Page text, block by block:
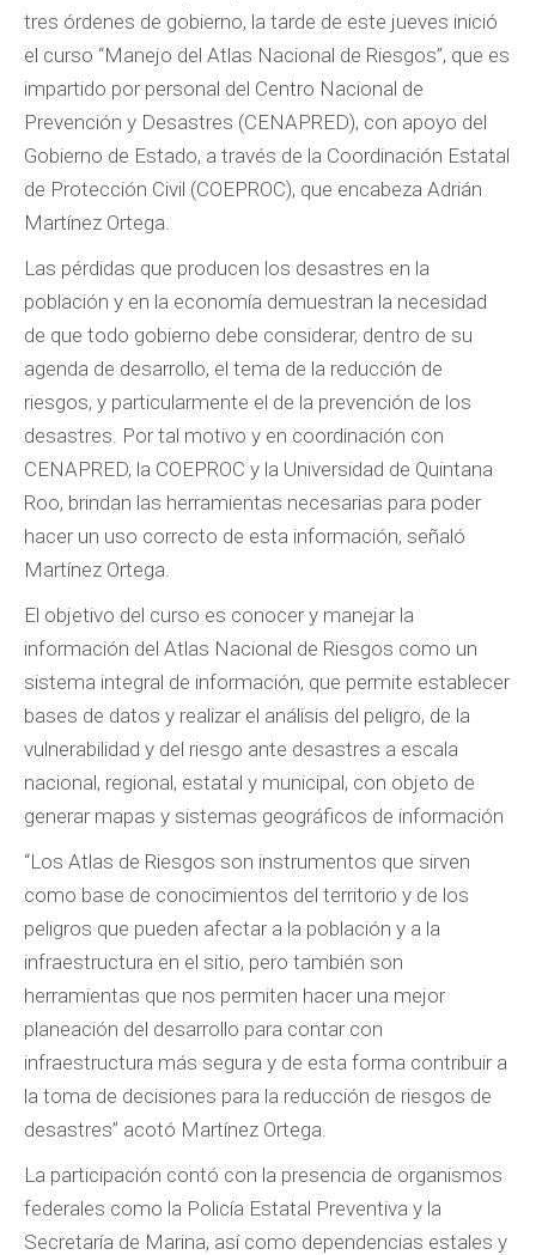
tres órdenes de gobierno, la tarde de este jueves inició
el curso “Manejo del Atlas Nacional de Riesgos”, que es
impartido por personal del Centro Nacional de
Prevención y Desastres (CENAPRED), con apoyo del
Gobierno de Estado, a través de la Coordinación Estatal
de Protección Civil (COEPROC), que encabeza Adrián
Martínez Ortega.
Las pérdidas que producen los desastres en la
población y en la economía demuestran la necesidad
de que todo gobierno debe considerar, dentro de su
agenda de desarrollo, el tema de la reducción de
riesgos, y particularmente el de la prevención de los
desastres. Por tal motivo y en coordinación con
CENAPRED, la COEPROC y la Universidad de Quintana
Roo, brindan las herramientas necesarias para poder
hacer un uso correcto de esta información, señaló
Martínez Ortega.
El objetivo del curso es conocer y manejar la
información del Atlas Nacional de Riesgos como un
sistema integral de información, que permite establecer
bases de datos y realizar el análisis del peligro, de la
vulnerabilidad y del riesgo ante desastres a escala
nacional, regional, estatal y municipal, con objeto de
generar mapas y sistemas geográficos de información
“Los Atlas de Riesgos son instrumentos que sirven
como base de conocimientos del territorio y de los
peligros que pueden afectar a la población y a la
infraestructura en el sitio, pero también son
herramientas que nos permiten hacer una mejor
planeación del desarrollo para contar con
infraestructura más segura y de esta forma contribuir a
la toma de decisiones para la reducción de riesgos de
desastres” acotó Martínez Ortega.
La participación contó con la presencia de organismos
federales como la Policía Estatal Preventiva y la
Secretaría de Marina, así como dependencias estales y